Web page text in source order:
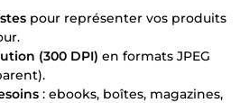
pour représenter vos produits
(300 DPI) en formats JPEG
: ebooks, boîtes, magazines,